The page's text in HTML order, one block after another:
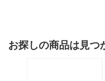
お探しの商品は見つ